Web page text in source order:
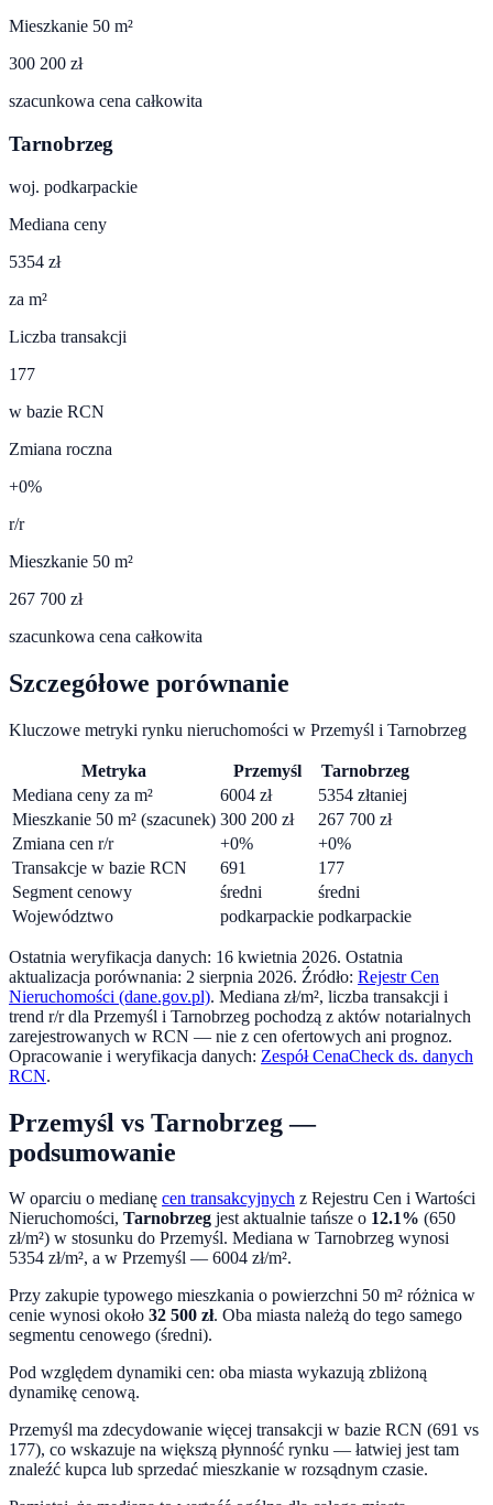
Mieszkanie 50 m²
300 200 zł
szacunkowa cena całkowita
Tarnobrzeg
woj. podkarpackie
Mediana ceny
5354 zł
za m²
Liczba transakcji
177
w bazie RCN
Zmiana roczna
+0%
r/r
Mieszkanie 50 m²
267 700 zł
szacunkowa cena całkowita
Szczegółowe porównanie
Kluczowe metryki rynku nieruchomości w Przemyśl i Tarnobrzeg
Metryka Przemyśl
Tarnobrzeg
Mediana ceny za m²
6004 zł 5354 złtaniej
Mieszkanie 50 m² (szacunek) 300 200 zł 267 700 zł
Zmiana cen r/r
+0% +0%
Transakcje w bazie RCN
691
177
Segment cenowy
średni
średni
Województwo
podkarpackie podkarpackie
Ostatnia weryfikacja danych: 16 kwietnia 2026. Ostatnia
aktualizacja porównania: 2 sierpnia 2026. Źródło: Rejestr Cen
Nieruchomości (dane.gov.pl). Mediana zł/m², liczba transakcji i
trend r/r dla Przemyśl i Tarnobrzeg pochodzą z aktów notarialnych
zarejestrowanych w RCN — nie z cen ofertowych ani prognoz.
Opracowanie i weryfikacja danych: Zespół CenaCheck ds. danych
RCN.
Przemyśl vs Tarnobrzeg—
podsumowanie
W oparciu o medianę cen transakcyjnych z Rejestru Cen i Wartości
Nieruchomości, Tarnobrzeg jest aktualnie tańsze o 12.1% (650
zł/m²) w stosunku do Przemyśl. Mediana w Tarnobrzeg wynosi
5354 zł/m², a w Przemyśl — 6004 zł/m².
Przy zakupie typowego mieszkania o powierzchni 50 m² różnica w
cenie wynosi około 32 500 zł. Oba miasta należą do tego samego
segmentu cenowego (średni).
Pod względem dynamiki cen: oba miasta wykazują zbliżoną
dynamikę cenową.
Przemyśl ma zdecydowanie więcej transakcji w bazie RCN (691 vs
177), co wskazuje na większą płynność rynku — łatwiej jest tam
znaleźć kupca lub sprzedać mieszkanie w rozsądnym czasie.